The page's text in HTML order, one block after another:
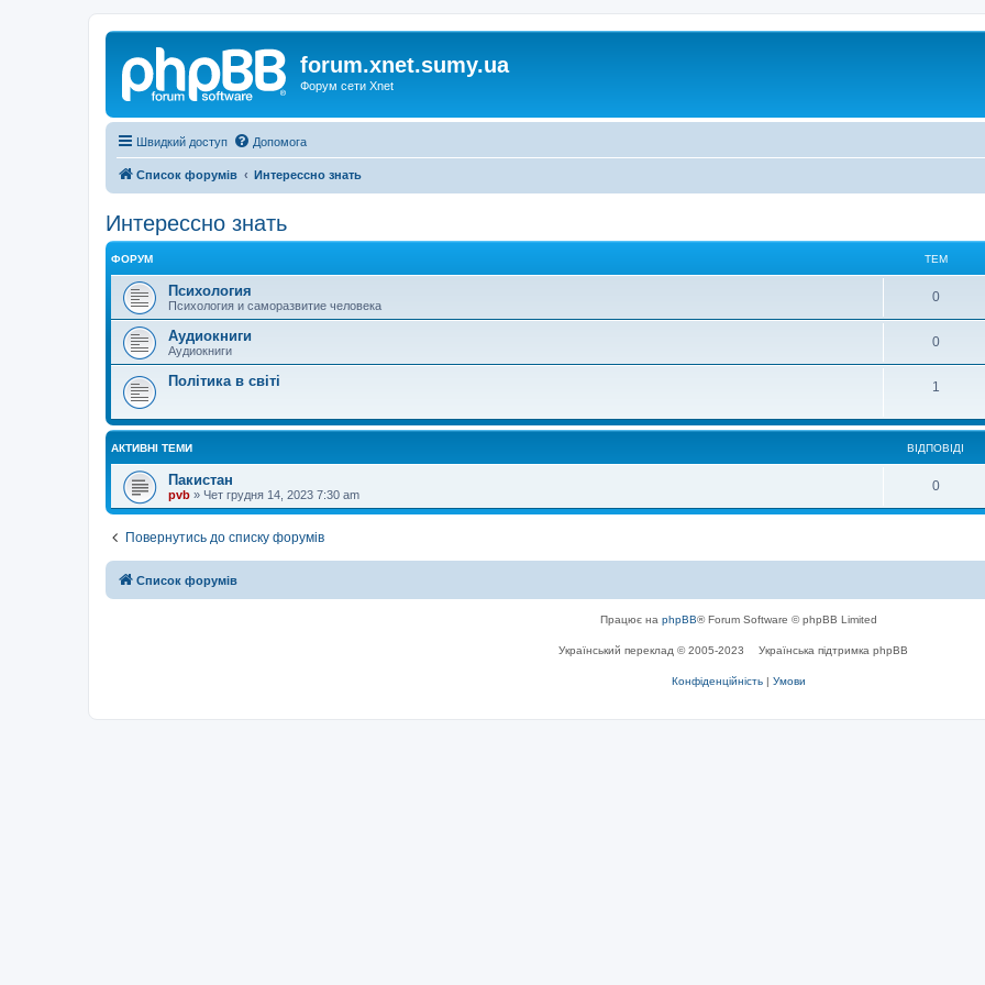
forum.xnet.sumy.ua
Форум сети Xnet
Швидкий доступ Допомога
Список форумів Интерессно знать
Интерессно знать
ФОРУМ ТЕМ
Психология
Психология и саморазвитие человека
0
Аудиокниги
Аудиокниги
0
Політика в світі 1
АКТИВНІ ТЕМИ ВІДПОВІДІ
Пакистан
pvb » Чет грудня 14, 2023 7:30 am
0
Повернутись до списку форумів
Список форумів
Працює на phpBB® Forum Software © phpBB Limited
Український переклад © 2005-2023 Українська підтримка phpBB
Конфіденційність | Умови